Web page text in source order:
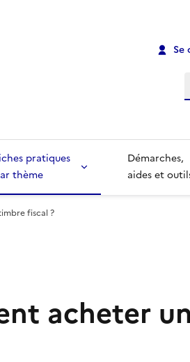
Se
pratiques
thème
Démarches,
aides et
fiscal ?
acheter